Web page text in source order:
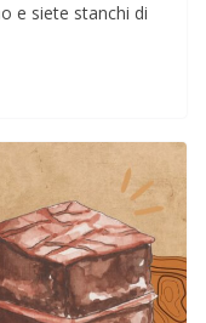
e siete stanchi di